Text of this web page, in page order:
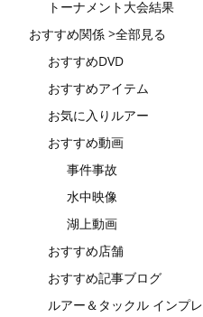
トーナメント大会結果
おすすめ関係 >全部見る
おすすめDVD
おすすめアイテム
お気に入りルアー
おすすめ動画
事件事故
水中映像
湖上動画
おすすめ店舗
おすすめ記事ブログ
ルアー＆タックル インプレ